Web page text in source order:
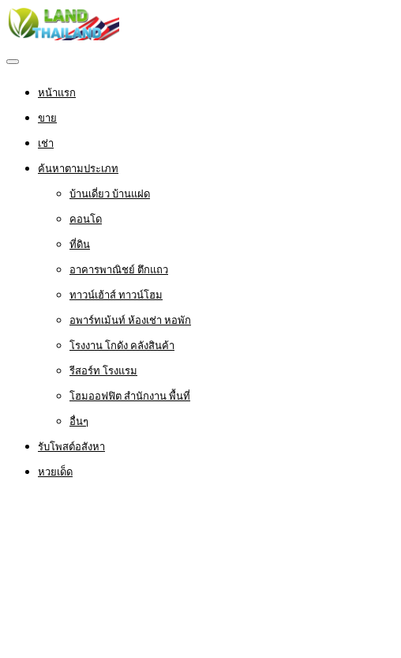
หน้าแรก
ขาย
เช่า
ค้นหาตามประเภท
บ้านเดี่ยว บ้านแฝด
คอนโด
ที่ดิน
อาคารพาณิชย์ ตึกแถว
ทาวน์เฮ้าส์ ทาวน์โฮม
อพาร์ทเม้นท์ ห้องเช่า หอพัก
โรงงาน โกดัง คลังสินค้า
รีสอร์ท โรงแรม
โฮมออฟฟิต สำนักงาน พื้นที่
อื่นๆ
รับโพสต์อสังหา
หวยเด็ด